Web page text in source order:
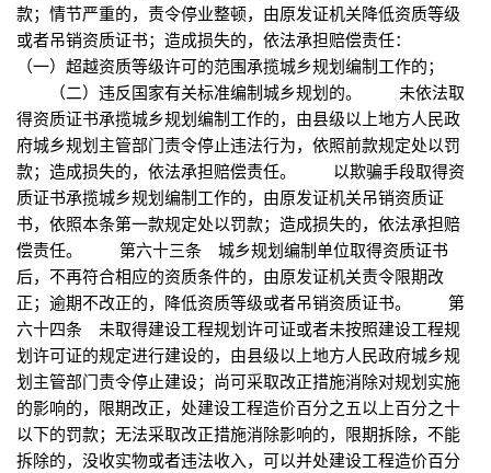
款；情节严重的，责令停业整顿，由原发证机关降低资质等级
或者吊销资质证书；造成损失的，依法承担赔偿责任：
（一）超越资质等级许可的范围承揽城乡规划编制工作的；
（二）违反国家有关标准编制城乡规划的。 未依法取
得资质证书承揽城乡规划编制工作的，由县级以上地方人民政
府城乡规划主管部门责令停止违法行为，依照前款规定处以罚
款；造成损失的，依法承担赔偿责任。 以欺骗手段取得资
质证书承揽城乡规划编制工作的，由原发证机关吊销资质证
书，依照本条第一款规定处以罚款；造成损失的，依法承担赔
偿责任。 第六十三条 城乡规划编制单位取得资质证书
后，不再符合相应的资质条件的，由原发证机关责令限期改
正；逾期不改正的，降低资质等级或者吊销资质证书。 第
六十四条 未取得建设工程规划许可证或者未按照建设工程规
划许可证的规定进行建设的，由县级以上地方人民政府城乡规
划主管部门责令停止建设；尚可采取改正措施消除对规划实施
的影响的，限期改正，处建设工程造价百分之五以上百分之十
以下的罚款；无法采取改正措施消除影响的，限期拆除，不能
拆除的，没收实物或者违法收入，可以并处建设工程造价百分